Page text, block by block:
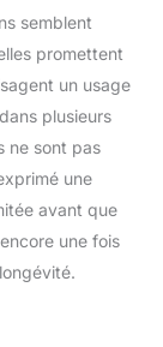
de
Si vous
épais,
1 à
avez
nous
à 2
semblent
promettent
un usage
plusieurs
ne sont pas
une
avant que
une fois